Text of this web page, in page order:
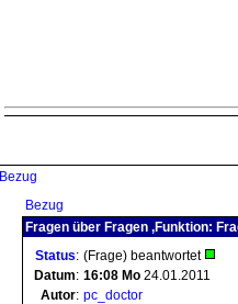
Bezug
Bezug
Fragen über Fragen ,Funktion:
Status: (Frage) beantwortet
Datum: 16:08 Mo 24.01.2011
Autor: pc_doctor